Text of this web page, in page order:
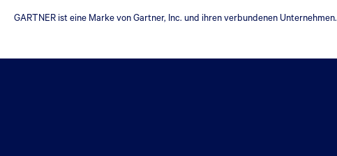
GARTNER ist eine Marke von Gartner, Inc. und ihren verbundenen Unternehmen.